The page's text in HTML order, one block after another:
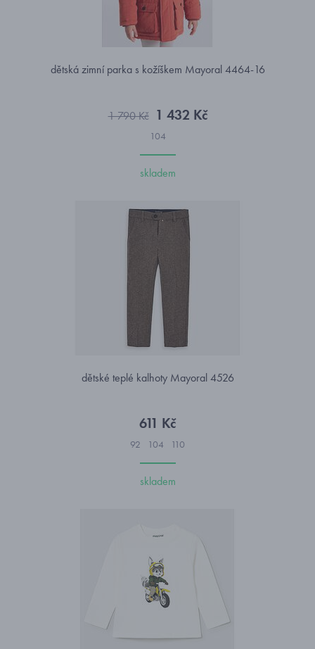
dětská zimní parka s kožíškem Mayoral 4464-16
1 790 Kč 1 432 Kč
104
skladem
dětské teplé kalhoty Mayoral 4526
611 Kč
92 104 110
skladem